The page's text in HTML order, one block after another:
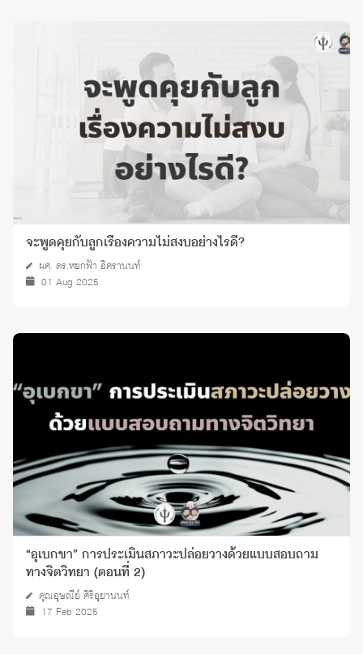
จะพูดคุยกับลูกเรื่องความไม่สงบอย่างไรดี?
ผศ. ดร.หยกฟ้า อิศรานนท์
01 Aug 2025
“อุเบกขา” การประเมินสภาวะปล่อยวางด้วยแบบสอบถาม
ทางจิตวิทยา (ตอนที่ 2)
คุณอุษณีย์ ศิริอุยานนท์
17 Feb 2025